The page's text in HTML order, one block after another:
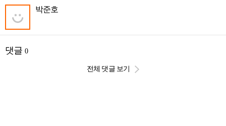
박준호
댓글 0
전체 댓글 보기